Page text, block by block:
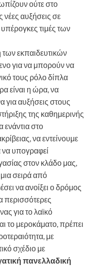
ούτε στο
νέες αυξήσεις σε
υπέρογκες τιμές των
εκπαιδευτικών
για να μπορούν να
τους ρόλο δίπλα
είναι η ώρα, να
αυξήσεις στους
της καθημερινής
ενάντια στο
να εντείνουμε
να υπογραφεί
στον κλάδο μας,
σειρά από
να ανοίξει ο δρόμος
περισσότερες
για το λαϊκό
το μεροκάματο, πρέπει
με
σχέδιο με
πανελλαδική